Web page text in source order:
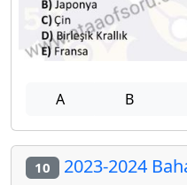
A B
10 2023-2024